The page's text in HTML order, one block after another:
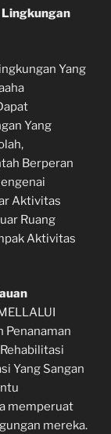
Yang
Yang
Berperan
Aktivitas
Ruang
Aktivitas
Penanaman
Yang Sangan
memperuat
mereka.